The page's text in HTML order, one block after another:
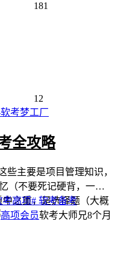
181
12
全攻略
些主要是项目管理知识，
（不要死记硬背，一定
之重，是选择题（大概
考高项# 软考备考
软考大师兄8个月